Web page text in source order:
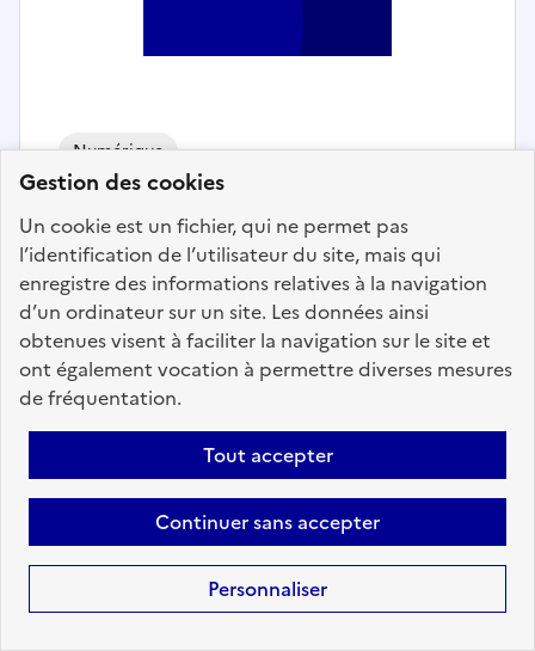
Gestion des cookies
Un cookie est un fichier, qui ne permet pas
l’identification de l’utilisateur du site, mais qui
enregistre des informations relatives à la navigation
d’un ordinateur sur un site. Les données ainsi
obtenues visent à faciliter la navigation sur le site et
ont également vocation à permettre diverses mesures
de fréquentation.
Tout accepter
Continuer sans accepter
Personnaliser
Responsable des Systèmes
d'Information - BAILLY
ROMAINVILLIERS
Numérique
Localisation :
Seine et Marne(77)
Fonction publique :
Fonction publique Territoriale
Employeur :
Communes
Ajouter aux favoris: Responsable des Systèmes
Précédent 1 6 7 8 9
10